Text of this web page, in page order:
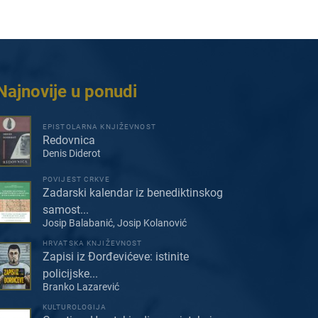
u ponudi
EPISTOLARNA KNJIŽEVNOST
Redovnica
Denis Diderot
POVIJEST CRKVE
Zadarski kalendar iz benediktinskog
samost...
Josip Balabanić, Josip Kolanović
HRVATSKA KNJIŽEVNOST
Zapisi iz Đorđevićeve: istinite
policijske...
Branko Lazarević
KULTUROLOGIJA